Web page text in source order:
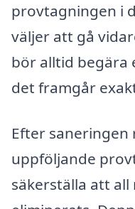
provtagningen i
väljer att gå
bör alltid begära
det framgår
Efter saneringen
uppföljande
säkerställa att